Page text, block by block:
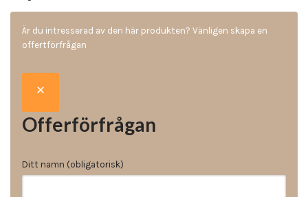
Är du intresserad av den här produkten? Vänligen skapa en
offertförfrågan
Offerförfrågan
Ditt namn (obligatorisk)